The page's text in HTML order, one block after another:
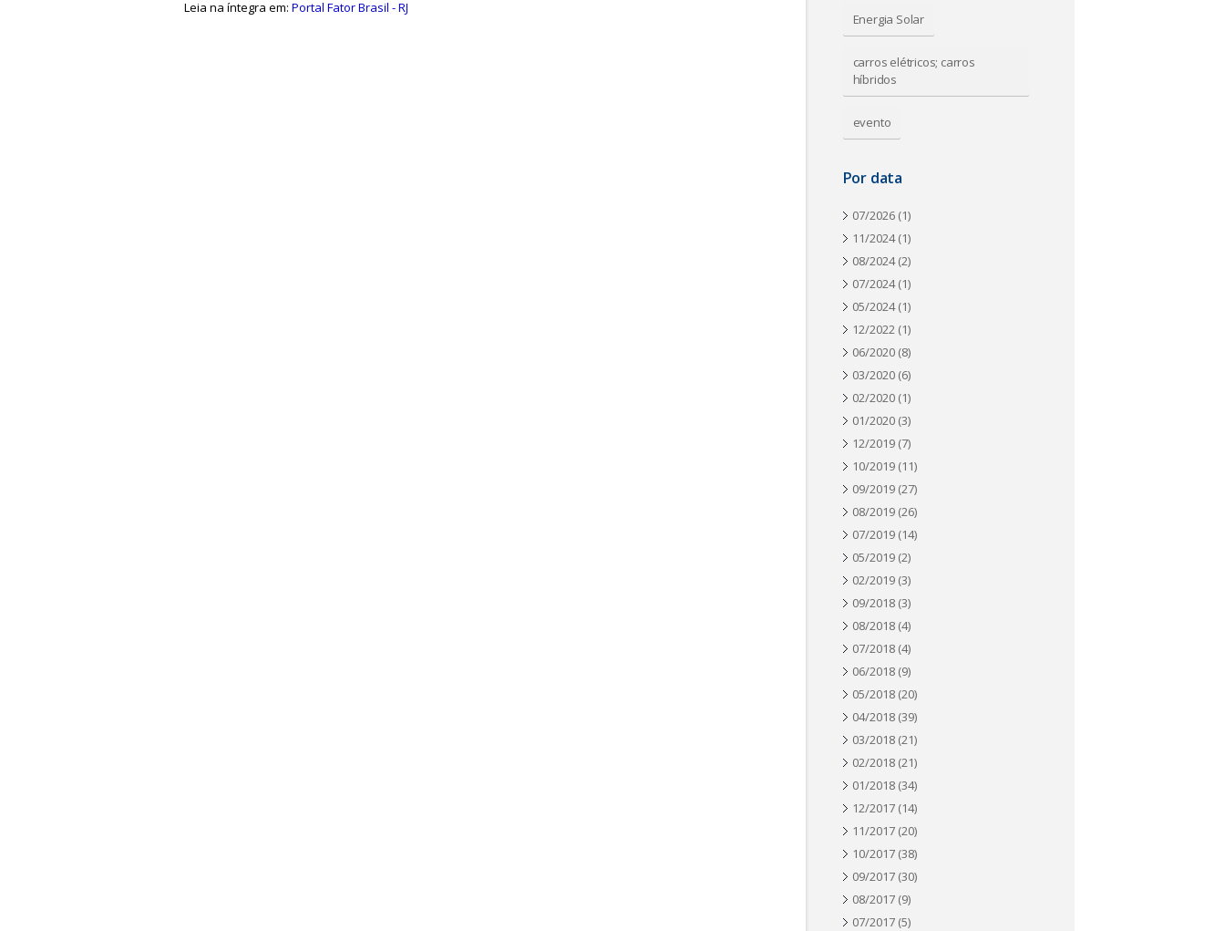
Leia na íntegra em: Portal Fator Brasil - RJ
Energia Solar
carros elétricos; carros
híbridos
evento
Por data
07/2026(1)
11/2024(1)
08/2024(2)
07/2024(1)
05/2024(1)
12/2022(1)
06/2020(8)
03/2020(6)
02/2020(1)
01/2020(3)
12/2019(7)
10/2019(11)
09/2019(27)
08/2019(26)
07/2019(14)
05/2019(2)
02/2019(3)
09/2018(3)
08/2018(4)
07/2018(4)
06/2018(9)
05/2018(20)
04/2018(39)
03/2018(21)
02/2018(21)
01/2018(34)
12/2017(14)
11/2017(20)
10/2017(38)
09/2017(30)
08/2017(9)
07/2017(5)